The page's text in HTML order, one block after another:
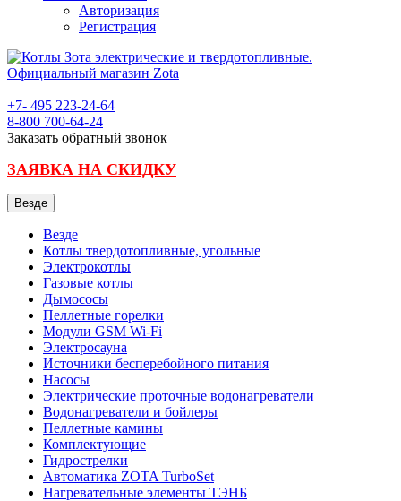
Авторизация
Регистрация
+7- 495 223-24-64
8-800 700-64-24
Заказать обратный звонок
ЗАЯВКА НА СКИДКУ
Везде
Везде
Котлы твердотопливные, угольные
Электрокотлы
Газовые котлы
Дымососы
Пеллетные горелки
Модули GSM Wi-Fi
Электросауна
Источники бесперебойного питания
Насосы
Электрические проточные водонагреватели
Водонагреватели и бойлеры
Пеллетные камины
Комплектующие
Гидрострелки
Автоматика ZOTA TurboSet
Нагревательные элементы ТЭНБ